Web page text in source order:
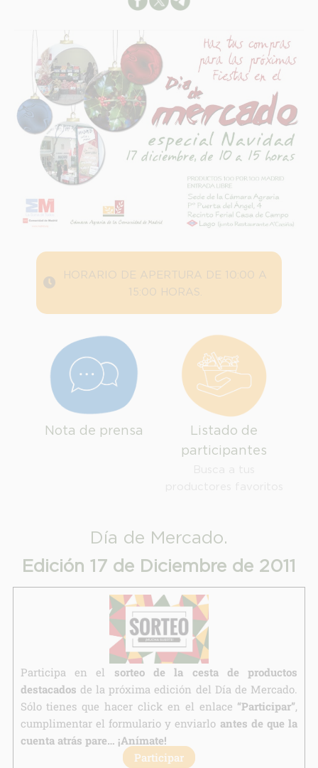
HORARIO DE APERTURA DE 10:00 A
15:00 HORAS.
Nota de prensa
Listado de
participantes
Día de Mercado.
Edición 17 de Diciembre de 2011
Participa en el sorteo de la cesta de productos
destacados de la próxima edición del Día de Mercado.
Sólo tienes que hacer click en el enlace “Participar”,
cumplimentar el formulario y enviarlo antes de que la
cuenta atrás pare… ¡Anímate!
Participar
INFORMACION SOBRE LA PROTECCIÓN DE TUS DATOS
Destinatarios:
Derechos:
Información adicional
link